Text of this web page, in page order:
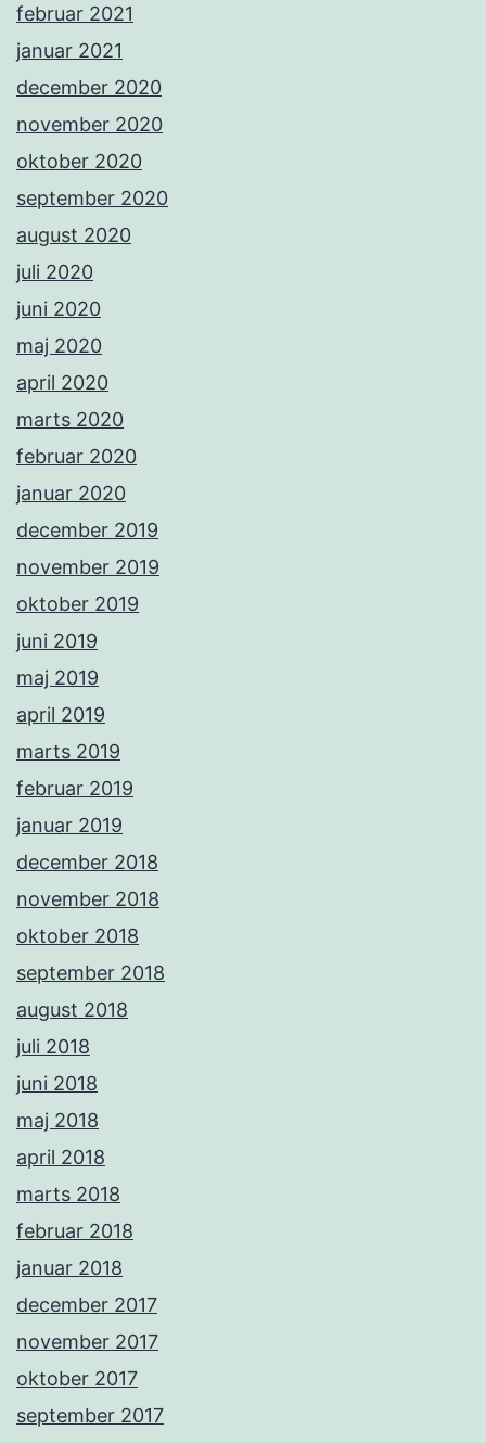
februar 2021
januar 2021
december 2020
november 2020
oktober 2020
september 2020
august 2020
juli 2020
juni 2020
maj 2020
april 2020
marts 2020
februar 2020
januar 2020
december 2019
november 2019
oktober 2019
juni 2019
maj 2019
april 2019
marts 2019
februar 2019
januar 2019
december 2018
november 2018
oktober 2018
september 2018
august 2018
juli 2018
juni 2018
maj 2018
april 2018
marts 2018
februar 2018
januar 2018
december 2017
november 2017
oktober 2017
september 2017